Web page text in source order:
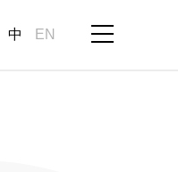
中 EN